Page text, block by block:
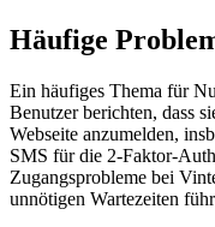
Häufige
Ein häufiges Thema für
Benutzer berichten, dass
Webseite anzumelden,
SMS für die 2-Faktor-
Zugangsprobleme bei
unnötigen Wartezeiten